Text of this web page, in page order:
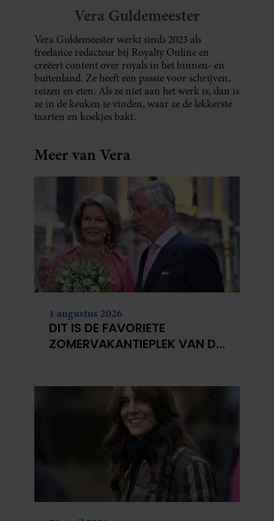
Vera Guldemeester
Vera Guldemeester werkt sinds 2023 als
freelance redacteur bij Royalty Online en
creëert content over royals in het binnen- en
buitenland. Ze heeft een passie voor schrijven,
reizen en eten. Als ze niet aan het werk is, dan is
ze in de keuken te vinden, waar ze de lekkerste
taarten en koekjes bakt.
Meer van Vera
1 augustus 2026
DIT IS DE FAVORIETE
ZOMERVAKANTIEPLEK VAN DE